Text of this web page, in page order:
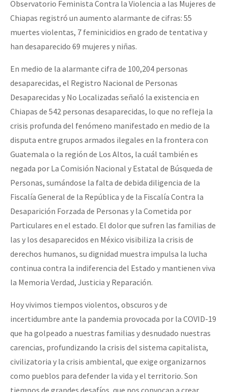
Observatorio Feminista Contra la Violencia a las Mujeres de
Chiapas registró un aumento alarmante de cifras: 55
muertes violentas, 7 feminicidios en grado de tentativa y
han desaparecido 69 mujeres y niñas.
En medio de la alarmante cifra de 100,204 personas
desaparecidas, el Registro Nacional de Personas
Desaparecidas y No Localizadas señaló la existencia en
Chiapas de 542 personas desaparecidas, lo que no refleja la
crisis profunda del fenómeno manifestado en medio de la
disputa entre grupos armados ilegales en la frontera con
Guatemala o la región de Los Altos, la cuál también es
negada por La Comisión Nacional y Estatal de Búsqueda de
Personas, sumándose la falta de debida diligencia de la
Fiscalía General de la República y de la Fiscalía Contra la
Desaparición Forzada de Personas y la Cometida por
Particulares en el estado. El dolor que sufren las familias de
las y los desaparecidos en México visibiliza la crisis de
derechos humanos, su dignidad muestra impulsa la lucha
continua contra la indiferencia del Estado y mantienen viva
la Memoria Verdad, Justicia y Reparación.
Hoy vivimos tiempos violentos, obscuros y de
incertidumbre ante la pandemia provocada por la COVID-19
que ha golpeado a nuestras familias y desnudado nuestras
carencias, profundizando la crisis del sistema capitalista,
civilizatoria y la crisis ambiental, que exige organizarnos
como pueblos para defender la vida y el territorio. Son